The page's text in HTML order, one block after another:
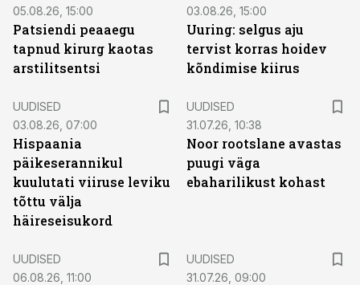
05.08.26, 15:00
Patsiendi peaaegu
tapnud kirurg kaotas
arstilitsentsi
03.08.26, 15:00
Uuring: selgus aju
tervist korras hoidev
kõndimise kiirus
UUDISED
03.08.26, 07:00
Hispaania
päikeserannikul
kuulutati viiruse leviku
tõttu välja
häireseisukord
UUDISED
31.07.26, 10:38
Noor rootslane avastas
puugi väga
ebaharilikust kohast
UUDISED
06.08.26, 11:00
UUDISED
31.07.26, 09:00